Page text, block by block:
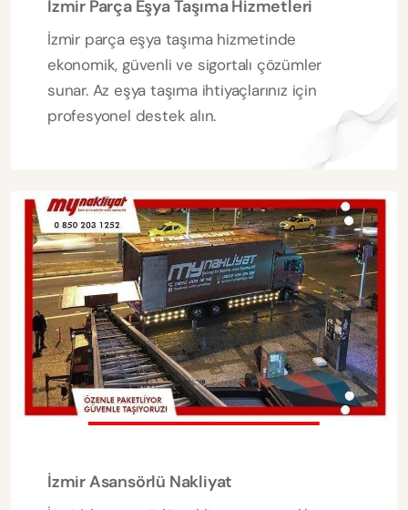
İzmir Parça Eşya Taşıma Hizmetleri
İzmir parça eşya taşıma hizmetinde
ekonomik, güvenli ve sigortalı çözümler
sunar. Az eşya taşıma ihtiyaçlarınız için
profesyonel destek alın.
İzmir Asansörlü Nakliyat